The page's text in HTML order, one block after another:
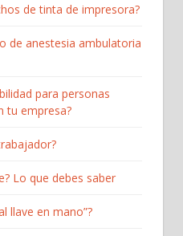
de tinta de impresora?
de anestesia ambulatoria
para personas
tu empresa?
Lo que debes saber
llave en mano”?